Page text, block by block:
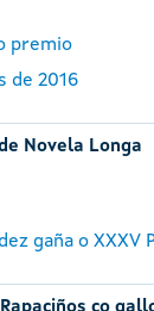
premio
de 2016
Novela Longa
gaña o